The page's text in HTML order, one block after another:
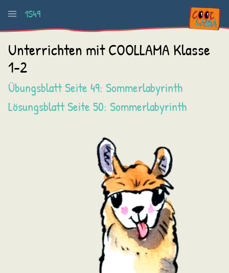
1S49
Unterrichten mit COOLLAMA Klasse
1-2
Übungsblatt Seite 49: Sommerlabyrinth
Lösungsblatt Seite 50: Sommerlabyrinth